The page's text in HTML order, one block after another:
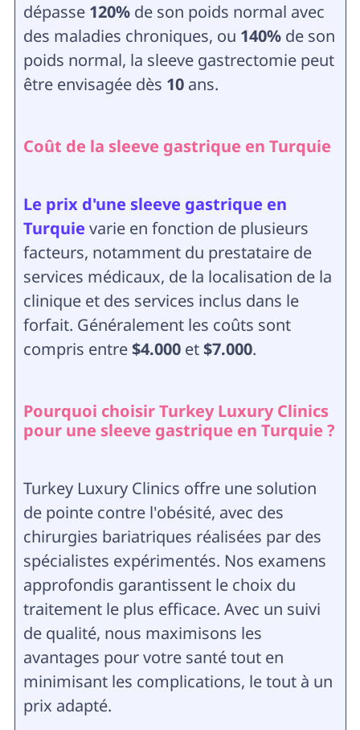
dépasse 120%de son poids normal avec
des maladies chroniques, ou 140%de son
poids normal, la sleeve gastrectomie peut
être envisagée dès 10ans.
Coût de la sleeve gastrique en Turquie
Le prix d'une sleeve gastrique en
Turquie varie en fonction de plusieurs
facteurs, notamment du prestataire de
services médicaux, de la localisation de la
clinique et des services inclus dans le
forfait. Généralement les coûts sont
compris entre $4.000et $7.000.
Pourquoi choisir Turkey Luxury Clinics
pour une sleeve gastrique en Turquie ?
Turkey Luxury Clinics offre une solution
de pointe contre l'obésité, avec des
chirurgies bariatriques réalisées par des
spécialistes expérimentés. Nos examens
approfondis garantissent le choix du
traitement le plus efficace. Avec un suivi
de qualité, nous maximisons les
avantages pour votre santé tout en
minimisant les complications, le tout à un
prix adapté.